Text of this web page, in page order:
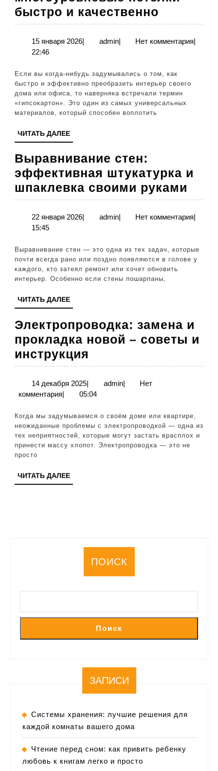
быстро и качественно
Как
сделать
и
потолки
15 января 202615
| adminadmin
| Нет комментария|
22:46
Если вы когда-нибудь задумывались о том, как
быстро и эффективно преобразить интерьер своего
дома или офиса, то наверняка встречали термин
«гипсокартон». Это один из самых универсальных
материалов, который способен воплотить
ЧИТАТЬ ДАЛЕЕЧИТАТЬ
ДАЛЕЕ
Выравнивание стен:
эффективная штукатурка и
шпаклевка своими руками
и
22 января 202622
| adminadmin
| Нет комментария|
15:45
Выравнивание стен — это одна из тех задач, которые
почти всегда рано или поздно появляются в голове у
каждого, кто затеял ремонт или хочет обновить
интерьер. Особенно если стены пошарпаны,
ЧИТАТЬ ДАЛЕЕЧИТАТЬ
ДАЛЕЕ
Электропроводка: замена и
прокладка новой – советы и
инструкция
замена
прокладка
новой
–
советы
14 декабря 202514
декабря
| adminadmin
|
Нет
комментария| 05:04
Когда мы задумываемся о своём доме или квартире,
неожиданные проблемы с электропроводкой — одна из
тех неприятностей, которые могут застать врасплох и
принести массу хлопот. Электропроводка — это не
просто
ЧИТАТЬ ДАЛЕЕЧИТАТЬ
ДАЛЕЕ
ПОИСК
Поиск
ЗАПИСИ
Системы хранения: лучшие решения для
каждой комнаты вашего дома
Чтение перед сном: как привить ребенку
любовь к книгам легко и просто